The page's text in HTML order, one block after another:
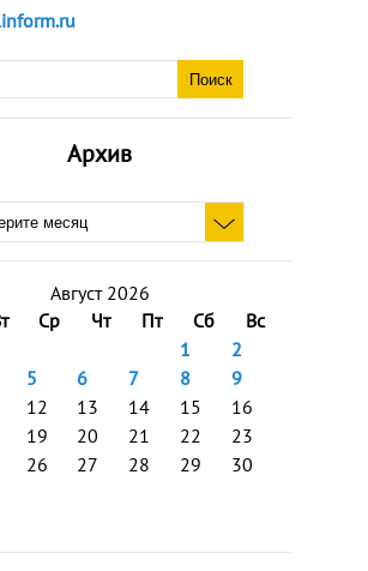
Архив
Август 2026
Ср Чт Пт Сб
Вс
1
2
5 6 7 8
9
12 13 14 15
16
19 20 21 22
23
26 27 28 29
30